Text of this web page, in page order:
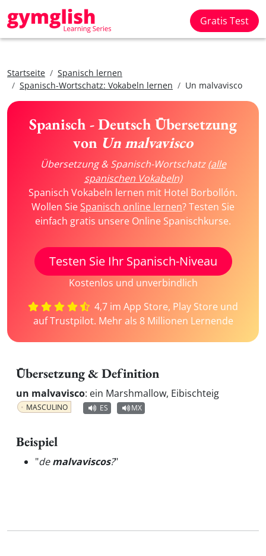
Gratis Test
Startseite
Spanisch lernen
Spanisch-Wortschatz: Vokabeln lernen
Un malvavisco
Spanisch - Deutsch Übersetzung
von Un malvavisco
Übersetzung & Spanisch-Wortschatz(alle
spanischen Vokabeln)
Spanisch Vokabeln lernen mit Hotel Borbollón.
Wollen SieSpanisch online lernen? Testen Sie
einfach gratis unsere Online Spanischkurse.
Testen Sie Ihr Spanisch-Niveau
Kostenlos und unverbindlich
4,7 im App Store, Play Store und
auf Trustpilot. Mehr als 8 Millionen Lernende
Übersetzung & Definition
un malvavisco: ein Marshmallow, Eibischteig
MASCULINO ES MX
Beispiel
"demalvaviscos?"